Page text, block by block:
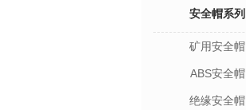
安全帽系列
矿用安全帽
ABS安全帽
绝缘安全帽